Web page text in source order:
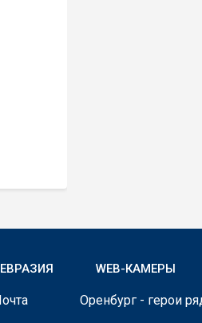
WEB-КАМЕРЫ
Оренбург - герои